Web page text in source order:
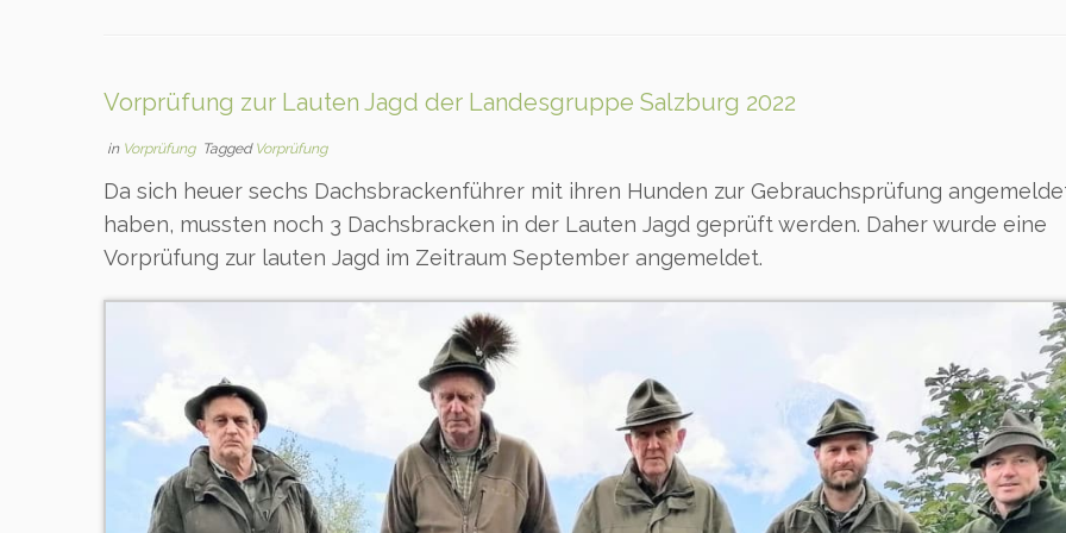
Vorprüfung zur Lauten Jagd der Landesgruppe Salzburg 2022
in Vorprüfung Tagged Vorprüfung
Da sich heuer sechs Dachsbrackenführer mit ihren Hunden zur Gebrauchsprüfung
haben, mussten noch 3 Dachsbracken in der Lauten Jagd geprüft werden. Daher wurde eine
Vorprüfung zur lauten Jagd im Zeitraum September angemeldet.